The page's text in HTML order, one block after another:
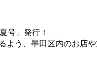
号」発行！
う、墨田区内のお店や